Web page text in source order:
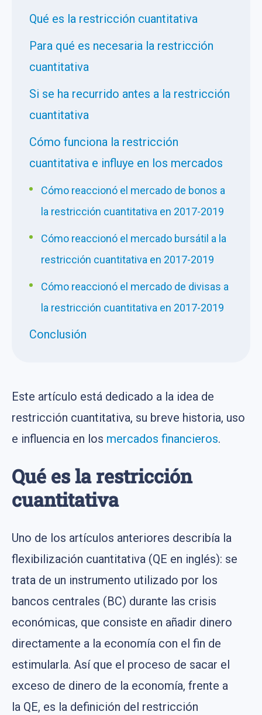
Qué es la restricción cuantitativa
Para qué es necesaria la restricción
cuantitativa
Si se ha recurrido antes a la restricción
cuantitativa
Cómo funciona la restricción
cuantitativa e influye en los mercados
Cómo reaccionó el mercado de bonos a
la restricción cuantitativa en 2017-2019
Cómo reaccionó el mercado bursátil a la
restricción cuantitativa en 2017-2019
Cómo reaccionó el mercado de divisas a
la restricción cuantitativa en 2017-2019
Conclusión
Este artículo está dedicado a la idea de
restricción cuantitativa, su breve historia, uso
e influencia en los mercados financieros.
Qué es la restricción
cuantitativa
Uno de los artículos anteriores describía la
flexibilización cuantitativa (QE en inglés): se
trata de un instrumento utilizado por los
bancos centrales (BC) durante las crisis
económicas, que consiste en añadir dinero
directamente a la economía con el fin de
estimularla. Así que el proceso de sacar el
exceso de dinero de la economía, frente a
la QE, es la definición del restricción